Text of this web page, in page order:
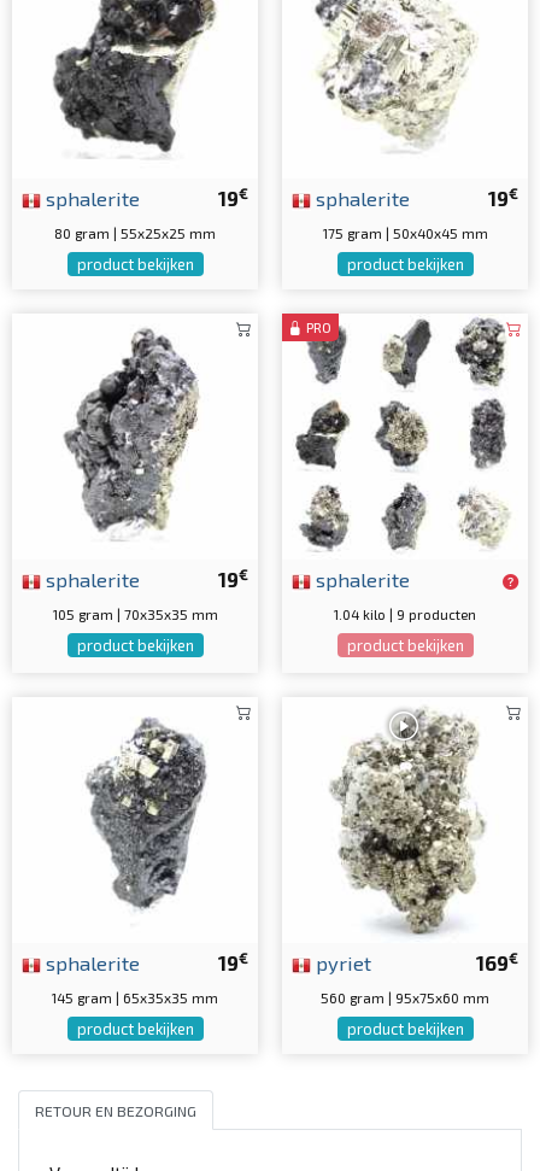
19€
sphalerite
80 gram | 55x25x25 mm
product bekijken
19€
sphalerite
175 gram | 50x40x45 mm
product bekijken
19€
sphalerite
105 gram | 70x35x35 mm
product bekijken
PRO
sphalerite
1.04 kilo | 9 producten
product bekijken
19€
sphalerite
145 gram | 65x35x35 mm
product bekijken
169€
pyriet
560 gram | 95x75x60 mm
product bekijken
RETOUR EN BEZORGING